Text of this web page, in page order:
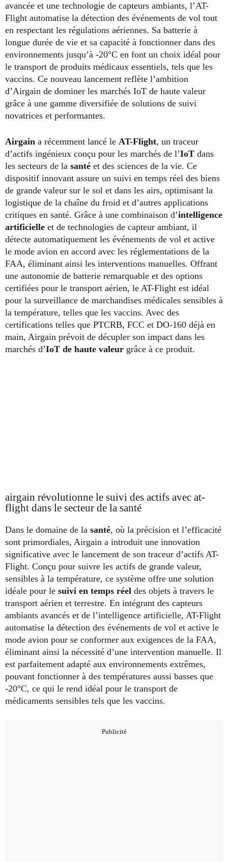
avancée et une technologie de capteurs ambiants, l’AT-
Flight automatise la détection des événements de vol tout
en respectant les régulations aériennes. Sa batterie à
longue durée de vie et sa capacité à fonctionner dans des
environnements jusqu’à -20°C en font un choix idéal pour
le transport de produits médicaux essentiels, tels que les
vaccins. Ce nouveau lancement reflète l’ambition
d’Airgain de dominer les marchés IoT de haute valeur
grâce à une gamme diversifiée de solutions de suivi
novatrices et performantes.
Airgain a récemment lancé le AT-Flight, un traceur
d’actifs ingénieux conçu pour les marchés de l’IoT dans
les secteurs de la santé et des sciences de la vie. Ce
dispositif innovant assure un suivi en temps réel des biens
de grande valeur sur le sol et dans les airs, optimisant la
logistique de la chaîne du froid et d’autres applications
critiques en santé. Grâce à une combinaison d’intelligence
artificielle et de technologies de capteur ambiant, il
détecte automatiquement les événements de vol et active
le mode avion en accord avec les réglementations de la
FAA, éliminant ainsi les interventions manuelles. Offrant
une autonomie de batterie remarquable et des options
certifiées pour le transport aérien, le AT-Flight est idéal
pour la surveillance de marchandises médicales sensibles à
la température, telles que les vaccins. Avec des
certifications telles que PTCRB, FCC et DO-160 déjà en
main, Airgain prévoit de décupler son impact dans les
marchés d’IoT de haute valeur grâce à ce produit.
airgain révolutionne le suivi des actifs avec at-
flight dans le secteur de la santé
Dans le domaine de la santé, où la précision et l’efficacité
sont primordiales, Airgain a introduit une innovation
significative avec le lancement de son traceur d’actifs AT-
Flight. Conçu pour suivre les actifs de grande valeur,
sensibles à la température, ce système offre une solution
idéale pour le suivi en temps réel des objets à travers le
transport aérien et terrestre. En intégrant des capteurs
ambiants avancés et de l’intelligence artificielle, AT-Flight
automatise la détection des événements de vol et active le
mode avion pour se conformer aux exigences de la FAA,
éliminant ainsi la nécessité d’une intervention manuelle. Il
est parfaitement adapté aux environnements extrêmes,
pouvant fonctionner à des températures aussi basses que
-20°C, ce qui le rend idéal pour le transport de
médicaments sensibles tels que les vaccins.